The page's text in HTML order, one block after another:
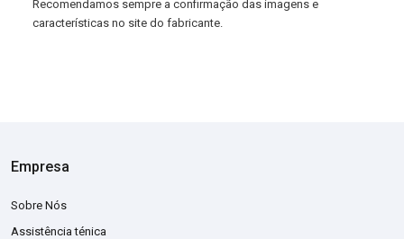
Recomendamos sempre a confirmação das imagens e
características no site do fabricante.
Empresa
Sobre Nós
Assistência ténica